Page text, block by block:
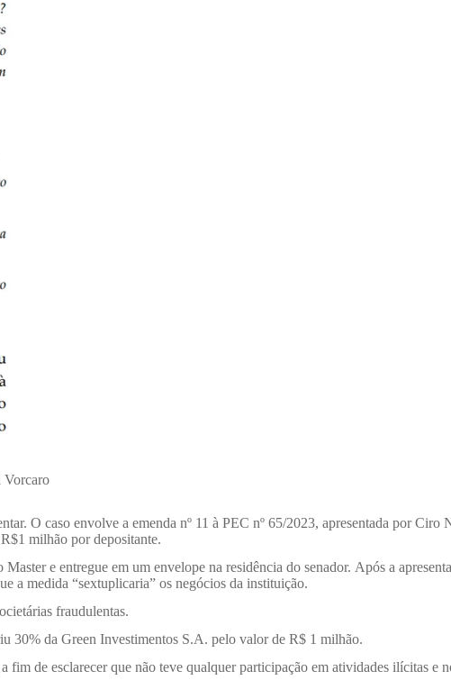
Vorcaro
O caso envolve a emenda nº 11 à PEC nº 65/2023, apresentada por Ciro
milhão por depositante.
e entregue em um envelope na residência do senador. Após a
a medida “sextuplicaria” os negócios da instituição.
fraudulentas.
30% da Green Investimentos S.A. pelo valor de R$ 1 milhão.
de esclarecer que não teve qualquer participação em atividades ilícitas e